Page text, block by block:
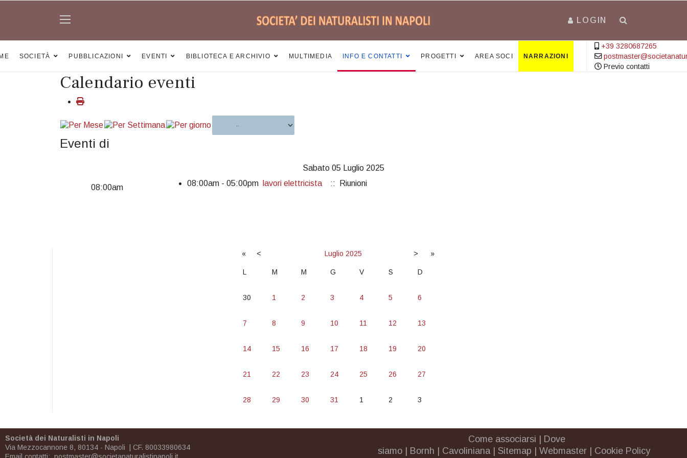
LOGIN
SOCIETÀ PUBBLICAZIONI EVENTI BIBLIOTECA E ARCHIVIO MULTIMEDIA INFO E CONTATTI PROGETTI AREA SOCI NARRAZIONI
+39 3280687265
Previo contatti
Calendario eventi
Eventi di
Sabato 05 Luglio 2025
08:00am 08:00am - 05:00pm lavori elettricista :: Riunioni
« < Luglio 2025 > »
L M M G V S D
30 1 2 3 4 5 6
7 8 9 10 11 12 13
14 15 16 17 18 19 20
21 22 23 24 25 26 27
28 29 30 31 1 2 3
Società dei Naturalisti in Napoli
Via Mezzocannone 8, 80134 - Napoli | CF. 80033980634
Come associarsi
Dove
siamo
Bornh Cavoliniana| Sitemap Webmaster Cookie Policy